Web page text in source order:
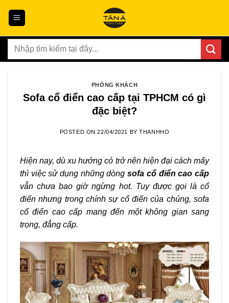
Tìm
PHÒNG KHÁCH
Sofa cổ điển cao cấp tại TPHCM có gì
đặc biệt?
POSTED ON22/04/2021 BYTHANHHO
Hiện nay, dù xu hướng có trở nên hiện đại cách mấy
thì việc sử dụng những dòngsofa cổ điển cao cấp
vẫn chưa bao giờ ngừng hot. Tuy được gọi là cổ
điển nhưng trong chính sự cổ điển của chúng, sofa
cổ điển cao cấp mang đến một không gian sang
trọng, đẳng cấp.